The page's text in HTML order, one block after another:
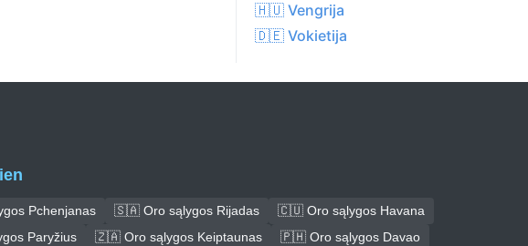
🇭🇺 Vengrija
🇩🇪 Vokietija
Pchenjanas 🇸🇦 Oro sąlygos Rijadas
🇨🇺 Oro sąlygos Havana
Paryžius 🇿🇦 Oro sąlygos Keiptaunas 🇵🇭 Oro sąlygos Davao